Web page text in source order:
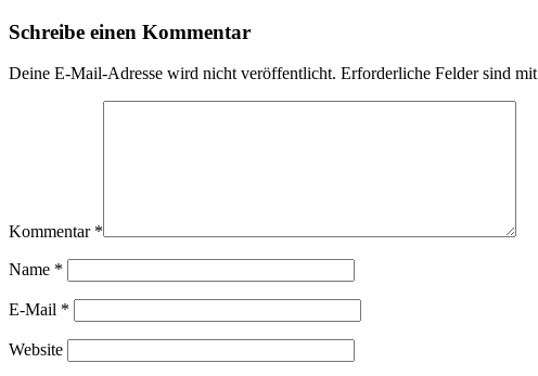
Schreibe einen Kommentar
Deine E-Mail-Adresse wird nicht veröffentlicht. Erforderliche Felder sind mit
Kommentar *
Name *
E-Mail *
Website